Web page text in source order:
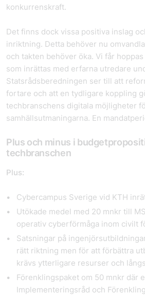
konkurrenskraft.
Det finns dock vissa positiva inslag
inriktning. Detta behöver nu
och takten behöver öka. Vi får
som inrättas med erfarna utredare
Statsrådsberedningen ser till att
fortare och att en tydligare koppling
techbranschens digitala möjligheter
samhällsutmaningarna. En
Plus och minus i
techbranschen
Plus:
Cybercampus Sverige vid KTH
Utökade medel med 20 mnkr till
operativ cyberförmåga inom civilt
Satsningar på
rätt riktning men för att förbättra
krävs ytterligare resurser och
Förenklingspaket om 50 mnkr där
Implementeringsråd och